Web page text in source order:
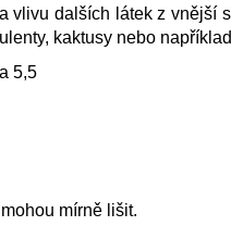
vlivu dalších látek z vnější
kaktusy nebo například
5,5
mírně lišit.